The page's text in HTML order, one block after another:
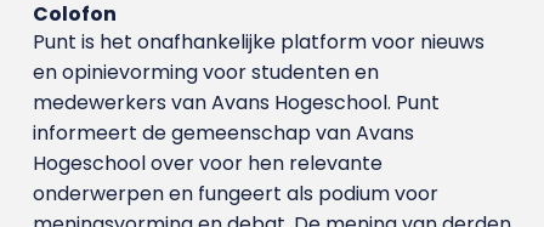
Colofon
Punt is het onafhankelijke platform voor nieuws
en opinievorming voor studenten en
medewerkers van Avans Hoge­school. Punt
informeert de gemeenschap van Avans
Hogeschool over voor hen relevante
onderwerpen en fungeert als podium voor